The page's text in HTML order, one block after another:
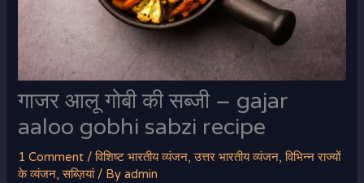
गाजर आलू गोबी की सब्जी – gajar
aaloo gobhi sabzi recipe
1 Comment /विशिष्ट भारतीय व्यंजन,उत्तर भारतीय व्यंजन,विभिन्न राज्यों
के व्यंजन,सब्ज़ियां/ Byadmin